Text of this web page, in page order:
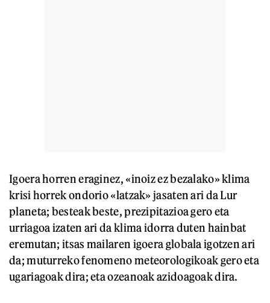
Igoera horren eraginez, «inoiz ez bezalako» klima
krisi horrek ondorio «latzak» jasaten ari da Lur
planeta; besteak beste, prezipitazioa gero eta
urriagoa izaten ari da klima idorra duten hainbat
eremutan; itsas mailaren igoera globala igotzen ari
da; muturreko fenomeno meteorologikoak gero eta
ugariagoak dira; eta ozeanoak azidoagoak dira.